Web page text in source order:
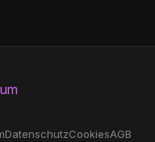
DatenschutzCookiesAGB